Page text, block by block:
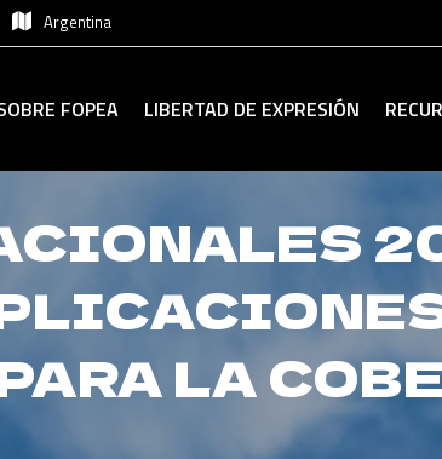
Argentina
FOPEA LIBERTAD DE EXPRESIÓN
LA